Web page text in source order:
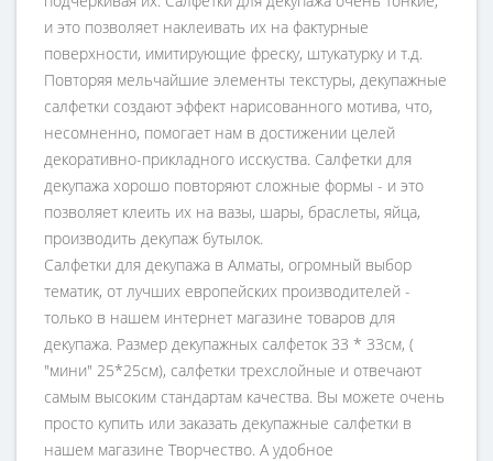
и это позволяет наклеивать их на фактурные
поверхности, имитирующие фреску, штукатурку и т.д.
Повторяя мельчайшие элементы текстуры, декупажные
салфетки создают эффект нарисованного мотива, что,
несомненно, помогает нам в достижении целей
декоративно-прикладного исскуства. Салфетки для
декупажа хорошо повторяют сложные формы - и это
позволяет клеить их на вазы, шары, браслеты, яйца,
производить декупаж бутылок.
Салфетки для декупажа в Алматы, огромный выбор
тематик, от лучших европейских производителей -
только в нашем интернет магазине товаров для
декупажа. Размер декупажных салфеток 33 * 33см, (
"мини" 25*25см), салфетки трехслойные и отвечают
самым высоким стандартам качества. Вы можете очень
просто купить или заказать декупажные салфетки в
нашем магазине Творчество. А удобное